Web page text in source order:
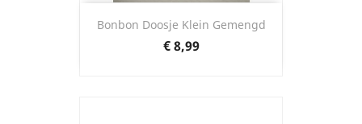
Bonbon Doosje Klein Gemengd
Prijs
€ 8,99